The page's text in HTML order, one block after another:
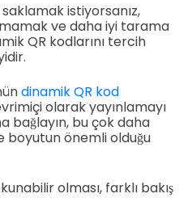
istiyorsanız,
ve daha iyi tarama
QR kodlarını tercih
dinamik QR kod
olarak yayınlamayı
bağlayın, bu çok daha
boyutun önemli olduğu
olması, farklı bakış